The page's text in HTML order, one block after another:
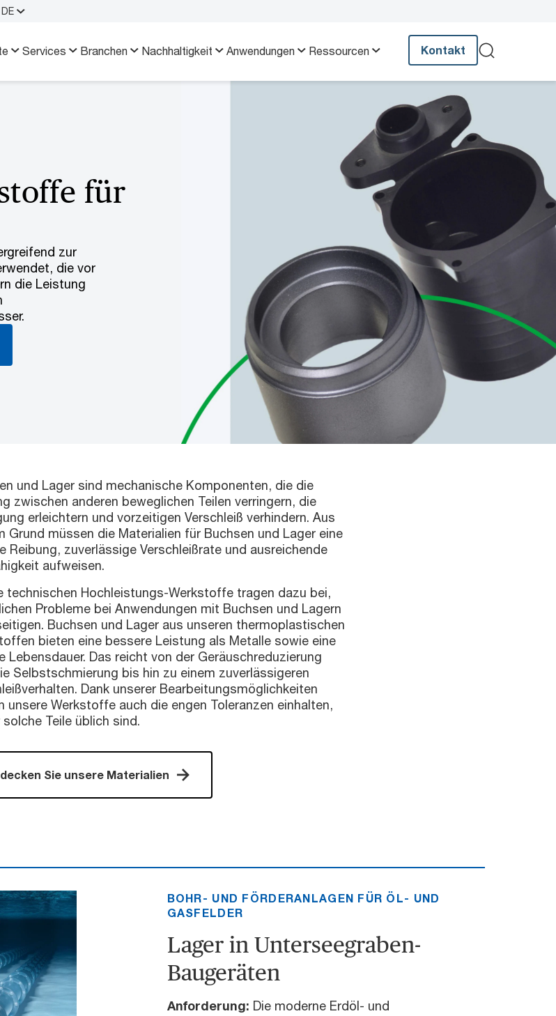
Services Branchen Nachhaltigkeit Anwendungen Ressourcen Kontakt
für
zur
die vor
die Leistung
und Lager sind mechanische Komponenten, die die
zwischen anderen beweglichen Teilen verringern, die
erleichtern und vorzeitigen Verschleiß verhindern. Aus
Grund müssen die Materialien für Buchsen und Lager eine
Reibung, zuverlässige Verschleißrate und ausreichende
aufweisen.
technischen Hochleistungs-Werkstoffe tragen dazu bei,
Probleme bei Anwendungen mit Buchsen und Lagern
Buchsen und Lager aus unseren thermoplastischen
bieten eine bessere Leistung als Metalle sowie eine
Lebensdauer. Das reicht von der Geräuschreduzierung
Selbstschmierung bis hin zu einem zuverlässigeren
Dank unserer Bearbeitungsmöglichkeiten
unsere Werkstoffe auch die engen Toleranzen einhalten,
Teile üblich sind.
Sie unsere Materialien
BOHR- UND FÖRDERANLAGEN FÜR ÖL- UND
GASFELDER
Lager in Unterseegraben-
Baugeräten
Anforderung: Die moderne Erdöl- und